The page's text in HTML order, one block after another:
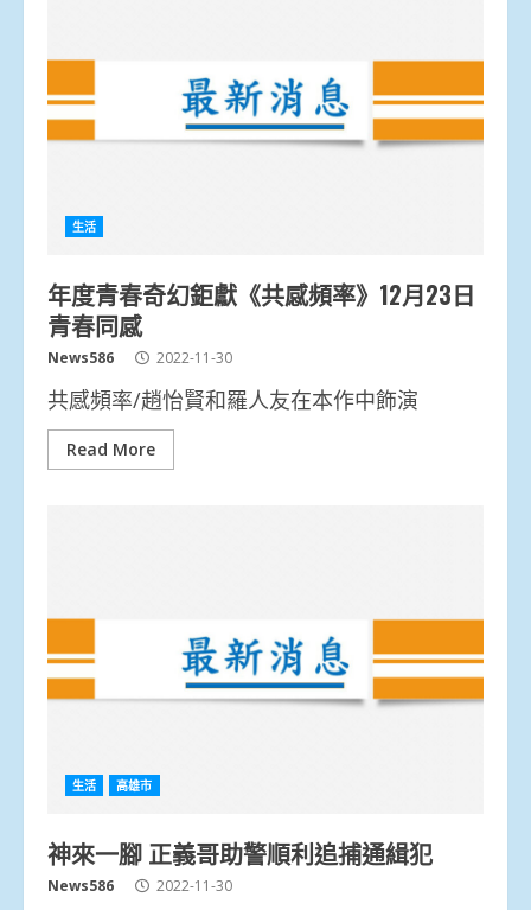
生活
年度青春奇幻鉅獻《共感頻率》12月23日
青春同感
News586 2022-11-30
共感頻率/趙怡賢和羅人友在本作中飾演
Read More
生活 高雄市
神來一腳 正義哥助警順利追捕通緝犯
News586 2022-11-30